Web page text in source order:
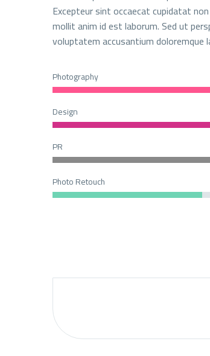
Excepteur sint occaecat cupidatat
mollit anim id est laborum. Sed ut
voluptatem accusantium doloremque
Photography
Design
PR
Photo Retouch